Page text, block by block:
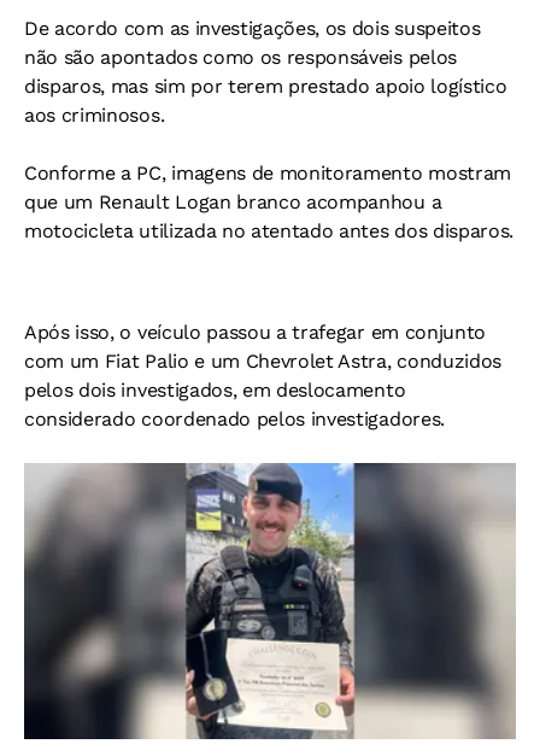
De acordo com as investigações, os dois suspeitos
não são apontados como os responsáveis pelos
disparos, mas sim por terem prestado apoio logístico
aos criminosos.
Conforme a PC, imagens de monitoramento mostram
que um Renault Logan branco acompanhou a
motocicleta utilizada no atentado antes dos disparos.
Após isso, o veículo passou a trafegar em conjunto
com um Fiat Palio e um Chevrolet Astra, conduzidos
pelos dois investigados, em deslocamento
considerado coordenado pelos investigadores.